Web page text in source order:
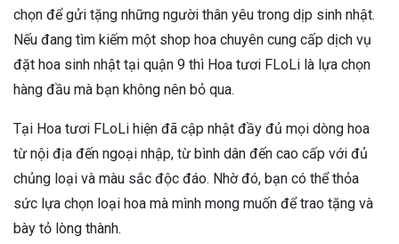
chọn để gửi tặng những người thân yêu trong dịp sinh nhật.
Nếu đang tìm kiếm một shop hoa chuyên cung cấp dịch vụ
đặt hoa sinh nhật tại quận 9 thì Hoa tươi FLoLi là lựa chọn
hàng đầu mà bạn không nên bỏ qua.
Tại Hoa tươi FLoLi hiện đã cập nhật đầy đủ mọi dòng hoa
từ nội địa đến ngoại nhập, từ bình dân đến cao cấp với đủ
chủng loại và màu sắc độc đáo. Nhờ đó, bạn có thể thỏa
sức lựa chọn loại hoa mà mình mong muốn để trao tặng và
bày tỏ lòng thành.